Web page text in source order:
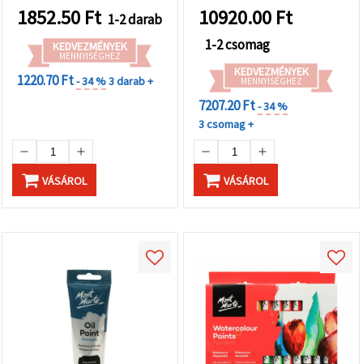
1852.50 Ft 1-2 darab
KEDVEZMÉNYEK
MENNYISÉGHEZ
1220.70 Ft- 34 %3 darab +
VÁSÁROL
10920.00 Ft
1-2 csomag
KEDVEZMÉNYEK
MENNYISÉGHEZ
7207.20 Ft- 34 %
3 csomag +
VÁSÁROL